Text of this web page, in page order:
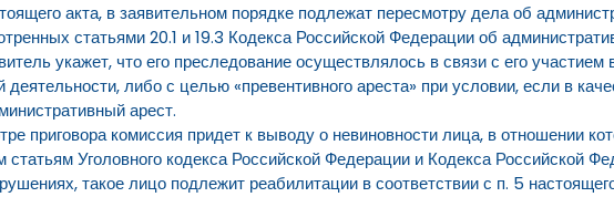
акта, в заявительном порядке подлежат пересмотру дела об
статьями 20.1 и 19.3 Кодекса Российской Федерации об
укажет, что его преследование осуществлялось в связи с его участием
либо с целью «превентивного ареста» при условии, если в
арест.
приговора комиссия придет к выводу о невиновности лица, в отношении
Уголовного кодекса Российской Федерации и Кодекса Российской
такое лицо подлежит реабилитации в соответствии с п. 5